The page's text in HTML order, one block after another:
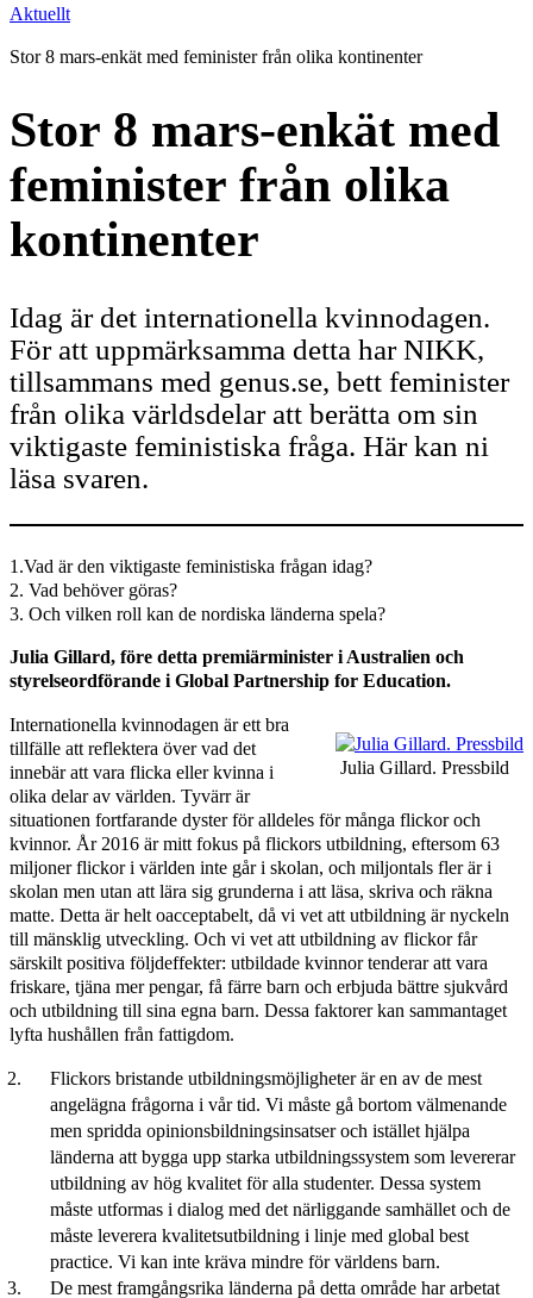
Aktuellt
Stor 8 mars-enkät med feminister från olika kontinenter
Stor 8 mars-enkät med
feminister från olika
kontinenter
Idag är det internationella kvinnodagen.
För att uppmärksamma detta har NIKK,
tillsammans med genus.se, bett feminister
från olika världsdelar att berätta om sin
viktigaste feministiska fråga. Här kan ni
läsa svaren.
1.Vad är den viktigaste feministiska frågan idag?
2. Vad behöver göras?
3. Och vilken roll kan de nordiska länderna spela?
Julia Gillard, före detta premiärminister i Australien och
styrelseordförande i Global Partnership for Education.
Julia Gillard. Pressbild
Internationella kvinnodagen är ett bra
tillfälle att reflektera över vad det
innebär att vara flicka eller kvinna i
olika delar av världen. Tyvärr är
situationen fortfarande dyster för alldeles för många flickor och
kvinnor. År 2016 är mitt fokus på flickors utbildning, eftersom 63
miljoner flickor i världen inte går i skolan, och miljontals fler är i
skolan men utan att lära sig grunderna i att läsa, skriva och räkna
matte. Detta är helt oacceptabelt, då vi vet att utbildning är nyckeln
till mänsklig utveckling. Och vi vet att utbildning av flickor får
särskilt positiva följdeffekter: utbildade kvinnor tenderar att vara
friskare, tjäna mer pengar, få färre barn och erbjuda bättre sjukvård
och utbildning till sina egna barn. Dessa faktorer kan sammantaget
lyfta hushållen från fattigdom.
Flickors bristande utbildningsmöjligheter är en av de mest
angelägna frågorna i vår tid. Vi måste gå bortom välmenande
men spridda opinionsbildningsinsatser och istället hjälpa
länderna att bygga upp starka utbildningssystem som levererar
utbildning av hög kvalitet för alla studenter. Dessa system
måste utformas i dialog med det närliggande samhället och de
måste leverera kvalitetsutbildning i linje med global best
practice. Vi kan inte kräva mindre för världens barn.
De mest framgångsrika länderna på detta område har arbetat